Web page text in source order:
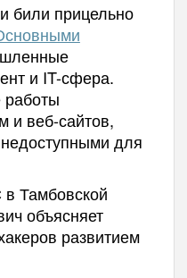
били прицельно
и IT-сфера.
и веб-сайтов,
для
Тамбовской
объясняет
развитием